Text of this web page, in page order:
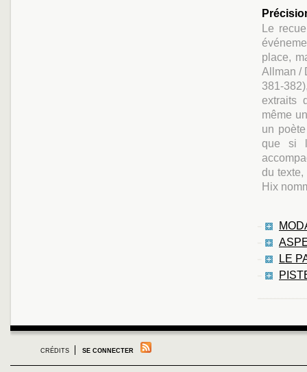
Le
place,
Allman /
381-
extraits
même
un
que si
du
Hix
LE
CRÉDITS SE CONNECTER